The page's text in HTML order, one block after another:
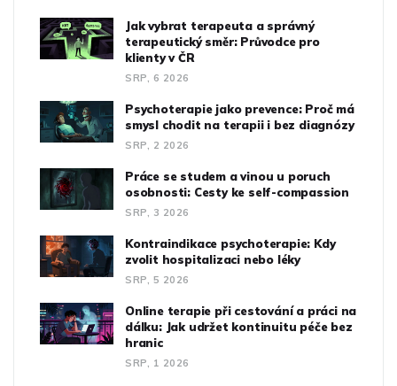
Jak vybrat terapeuta a správný
terapeutický směr: Průvodce pro
klienty v ČR
SRP, 6 2026
Psychoterapie jako prevence: Proč má
smysl chodit na terapii i bez diagnózy
SRP, 2 2026
Práce se studem a vinou u poruch
osobnosti: Cesty ke self-compassion
SRP, 3 2026
Kontraindikace psychoterapie: Kdy
zvolit hospitalizaci nebo léky
SRP, 5 2026
Online terapie při cestování a práci na
dálku: Jak udržet kontinuitu péče bez
hranic
SRP, 1 2026